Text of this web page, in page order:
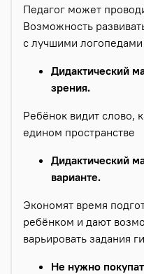
Педагог может
Возможность
с лучшими
Дидактический
зрения.
Ребёнок видит слово,
едином пространстве
Дидактический
варианте.
Экономят время
ребёнком и дают
варьировать задания
Не нужно